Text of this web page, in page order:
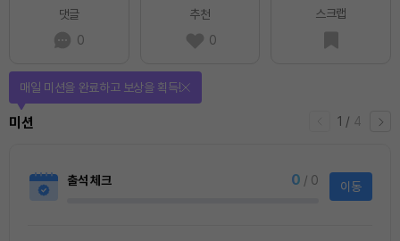
댓글
0
추천
0
스크랩
2 /
티켓스토어
티켓으로 다양한 상품에 응모하자!
4명